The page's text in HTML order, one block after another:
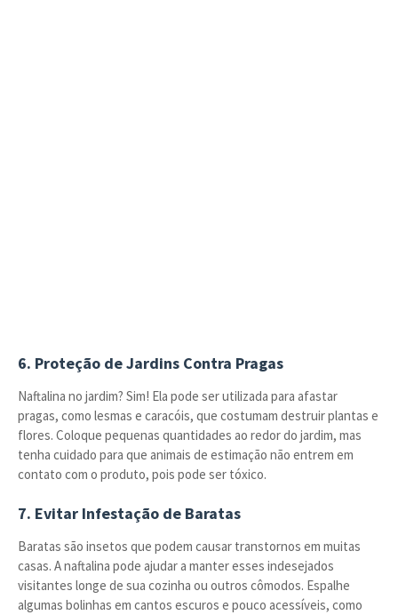
6. Proteção de Jardins Contra Pragas
Naftalina no jardim? Sim! Ela pode ser utilizada para afastar
pragas, como lesmas e caracóis, que costumam destruir plantas e
flores. Coloque pequenas quantidades ao redor do jardim, mas
tenha cuidado para que animais de estimação não entrem em
contato com o produto, pois pode ser tóxico.
7. Evitar Infestação de Baratas
Baratas são insetos que podem causar transtornos em muitas
casas. A naftalina pode ajudar a manter esses indesejados
visitantes longe de sua cozinha ou outros cômodos. Espalhe
algumas bolinhas em cantos escuros e pouco acessíveis, como